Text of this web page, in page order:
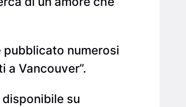
pubblicato numerosi
a Vancouver”.
su